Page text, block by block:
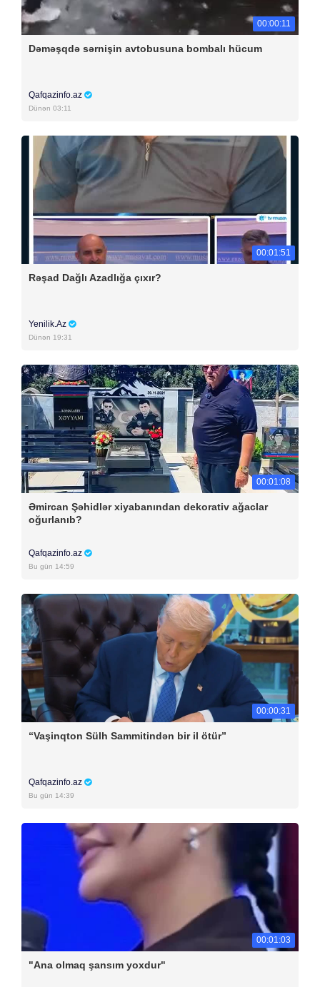
00:00:11
Dəməşqdə sərnişin avtobusuna bombalı hücum
Qafqazinfo.az
Dünən 03:11
00:01:51
Rəşad Dağlı Azadlığa çıxır?
Yenilik.Az
Dünən 19:31
00:01:08
Əmircan Şəhidlər xiyabanından dekorativ ağaclar
oğurlanıb?
Qafqazinfo.az
Bu gün 14:59
00:00:31
“Vaşinqton Sülh Sammitindən bir il ötür”
Qafqazinfo.az
Bu gün 14:39
00:01:03
"Ana olmaq şansım yoxdur"